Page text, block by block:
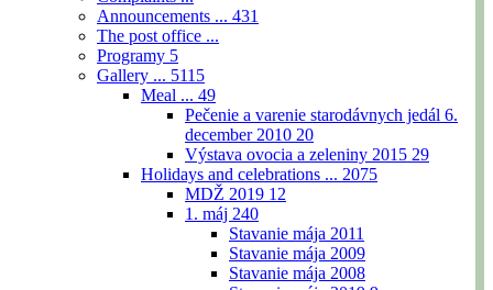
Announcements ... 431
The post office ...
Programy 5
Gallery ... 5115
Meal ... 49
Pečenie a varenie starodávnych jedál 6.
december 2010 20
Výstava ovocia a zeleniny 2015 29
Holidays and celebrations ... 2075
MDŽ 2019 12
1. máj 240
Stavanie mája 2011
Stavanie mája 2009
Stavanie mája 2008